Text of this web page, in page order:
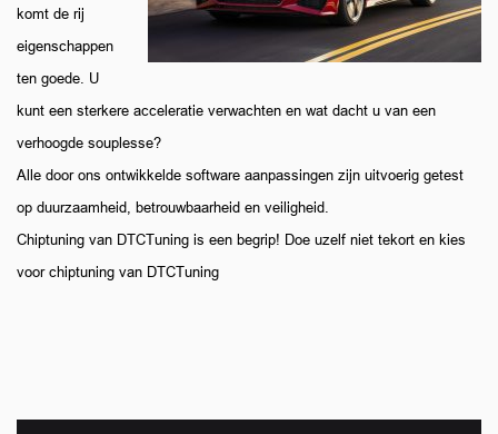
komt de rij
eigenschappen
ten goede. U
kunt een sterkere acceleratie verwachten en wat dacht u van een
verhoogde souplesse?
Alle door ons ontwikkelde software aanpassingen zijn uitvoerig getest
op duurzaamheid, betrouwbaarheid en veiligheid.
Chiptuning van DTCTuning is een begrip! Doe uzelf niet tekort en kies
voor chiptuning van DTCTuning